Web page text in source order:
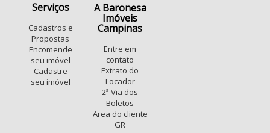
Serviços
Cadastros e
Propostas
Encomende
seu imóvel
Cadastre
seu imóvel
A Baronesa
Imóveis
Campinas
Entre em
contato
Extrato do
Locador
2ª Via dos
Boletos
Area do cliente
GR